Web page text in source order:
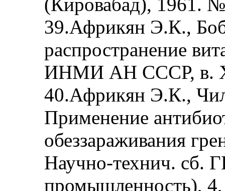
(Кировабад), 1961.
39.Африкян Э.К.,
распространение
ИНМИ АН СССР, в.
40.Африкян Э.К.,
Применение
обеззараживания
Научно-технич.
промышленность),